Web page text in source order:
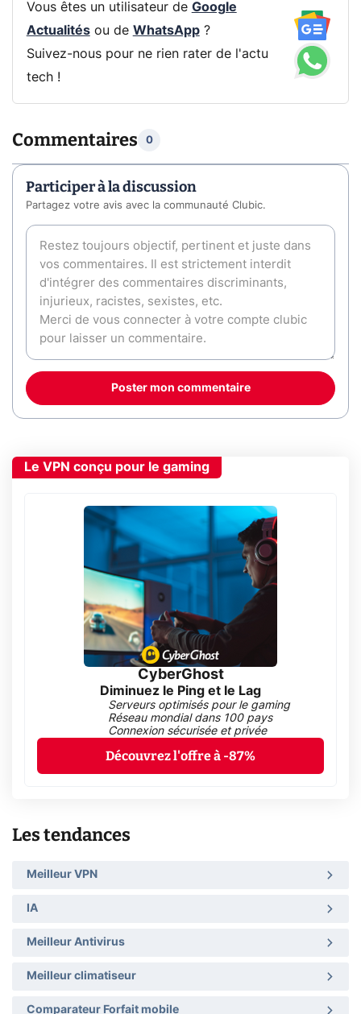
Vous êtes un utilisateur de Google
Actualitésou de WhatsApp?
Suivez-nous pour ne rien rater de l'actu
tech !
Commentaires 0
Participer à la discussion
Partagez votre avis avec la communauté Clubic.
Poster mon commentaire
Le VPN conçu pour le gaming
CyberGhost
Diminuez le Ping et le Lag
Serveurs optimisés pour le gaming
Réseau mondial dans 100 pays
Connexion sécurisée et privée
Découvrez l'offre à -87%
Les tendances
Meilleur VPN
IA
Meilleur Antivirus
Meilleur climatiseur
Comparateur Forfait mobile